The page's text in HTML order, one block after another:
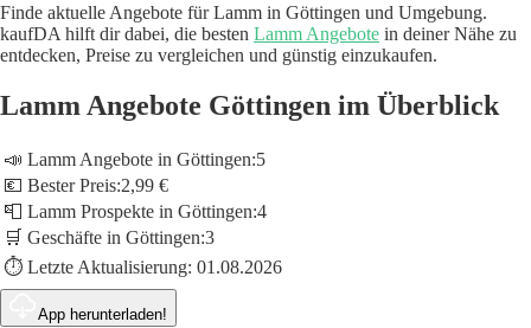
Finde aktuelle Angebote für Lamm in Göttingen und Umgebung.
kaufDA hilft dir dabei, die besten Lamm Angebote in deiner Nähe zu
entdecken, Preise zu vergleichen und günstig einzukaufen.
Lamm Angebote Göttingen im Überblick
📣 Lamm Angebote in Göttingen:5
💶 Bester Preis:2,99 €
📮 Lamm Prospekte in Göttingen:4
🛒 Geschäfte in Göttingen:3
⏱️ Letzte Aktualisierung: 01.08.2026
App herunterladen!